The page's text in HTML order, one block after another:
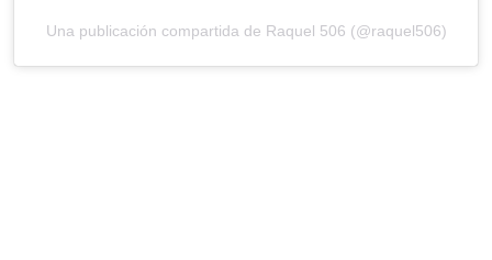
Una publicación compartida de Raquel 506 (@raquel506)